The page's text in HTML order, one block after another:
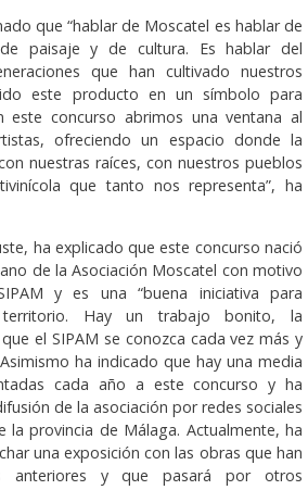
que “hablar de Moscatel es hablar de
paisaje y de cultura. Es hablar del
que han cultivado nuestros
este producto en un símbolo para
este concurso abrimos una ventana al
ofreciendo un espacio donde la
nuestras raíces, con nuestros pueblos
que tanto nos representa”, ha
ha explicado que este concurso nació
de la Asociación Moscatel con motivo
y es una “buena iniciativa para
territorio. Hay un trabajo bonito, la
el SIPAM se conozca cada vez más y
ha indicado que hay una media
cada año a este concurso y ha
de la asociación por redes sociales
la provincia de Málaga. Actualmente, ha
una exposición con las obras que han
anteriores y que pasará por otros